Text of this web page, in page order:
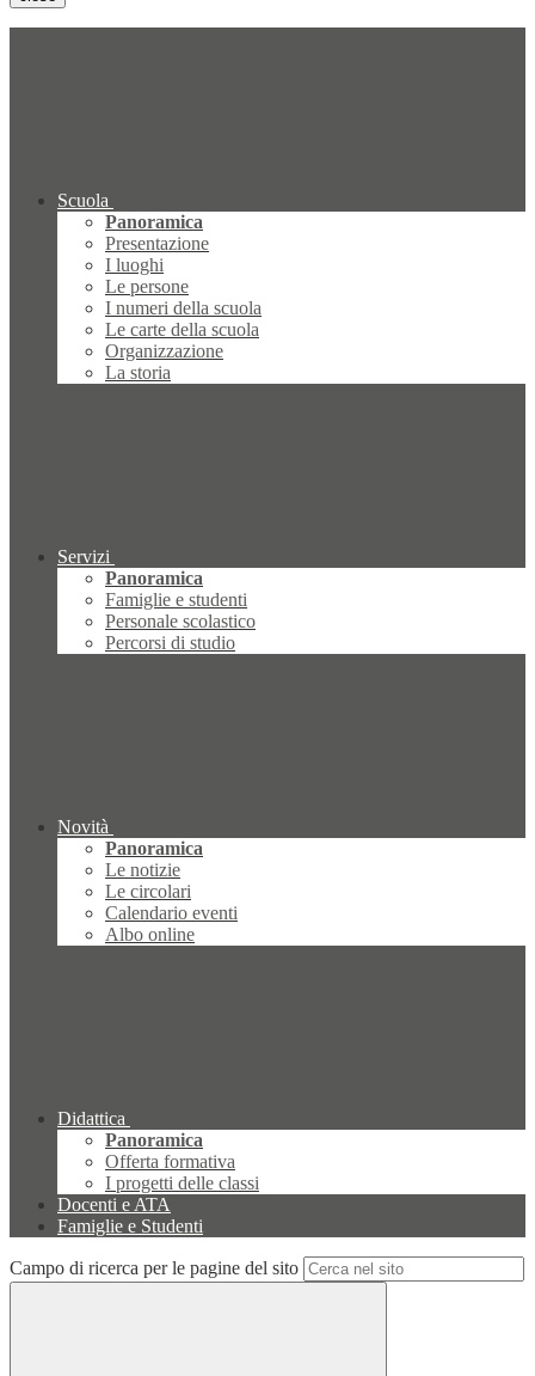
Scuola
Panoramica
Presentazione
I luoghi
Le persone
I numeri della scuola
Le carte della scuola
Organizzazione
La storia
Servizi
Panoramica
Famiglie e studenti
Personale scolastico
Percorsi di studio
Novità
Panoramica
Le notizie
Le circolari
Calendario eventi
Albo online
Didattica
Panoramica
Offerta formativa
I progetti delle classi
Docenti e ATA
Famiglie e Studenti
Campo di ricerca per le pagine del sito